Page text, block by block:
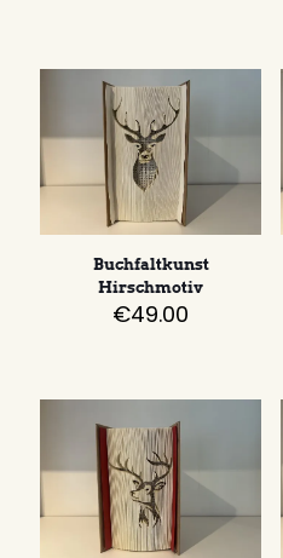
Buchfaltkunst
Hirschmotiv
€49.00